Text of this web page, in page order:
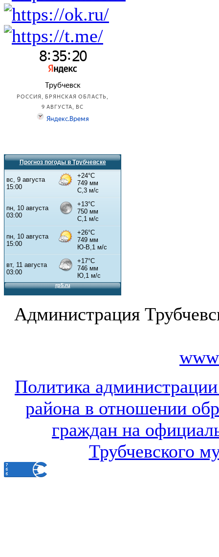
Прогноз погоды в Трубчевске
Администрация
Политика
района в отношении
граждан на
Трубчевского